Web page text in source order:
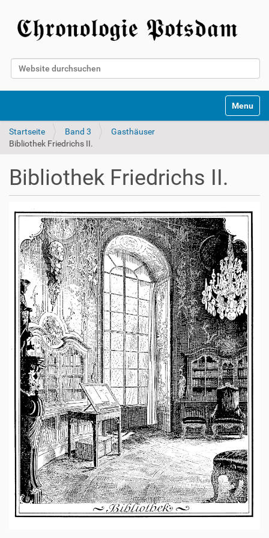
Website durchsuchen
Toggle
Startseite Band 3
Gasthäuser
Bibliothek Friedrichs II.
Bibliothek Friedrichs II.